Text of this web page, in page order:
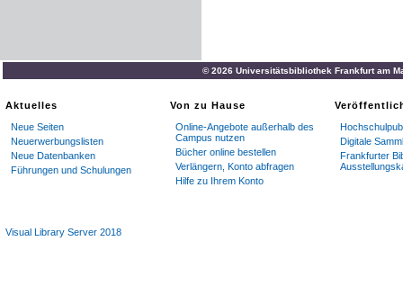
© 2026 Universitätsbibliothek Frankfurt am
Aktuelles
Neue Seiten
Neuerwerbungslisten
Neue Datenbanken
Führungen und Schulungen
Von zu Hause
Online-Angebote außerhalb des
Campus nutzen
Bücher online bestellen
Verlängern, Konto abfragen
Hilfe zu Ihrem Konto
Digitale
Frankfurter
Visual Library Server 2018